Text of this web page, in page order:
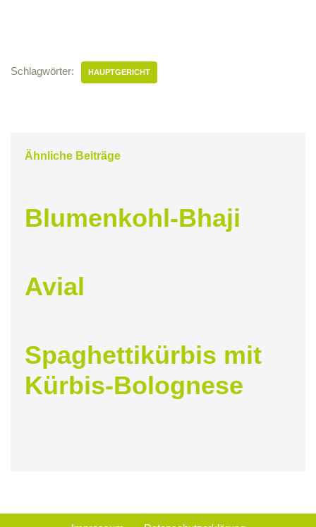
Schlagwörter: HAUPTGERICHT
Ähnliche Beiträge
Blumenkohl-Bhaji
Avial
Spaghettikürbis mit
Kürbis-Bolognese